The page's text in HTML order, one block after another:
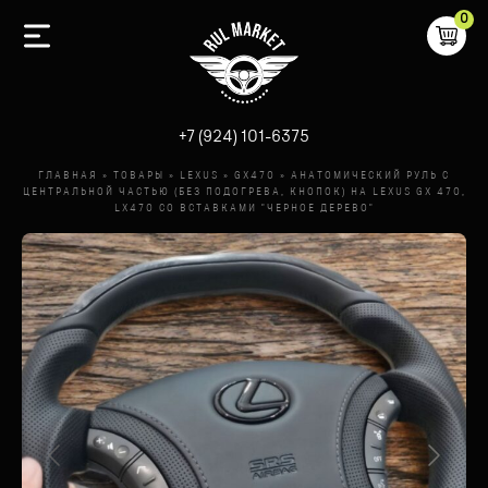
+7 (924) 101-6375
0
ГЛАВНАЯ » ТОВАРЫ » LEXUS » GX470 »
АНАТОМИЧЕСКИЙ РУЛЬ C
ЦЕНТРАЛЬНОЙ ЧАСТЬЮ (БЕЗ ПОДОГРЕВА, КНОПОК) НА LEXUS GX 470,
LX470 СО ВСТАВКАМИ "ЧЕРНОЕ ДЕРЕВО"